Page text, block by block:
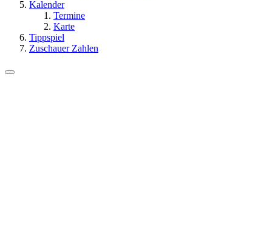
Kalender
Termine
Karte
Tippspiel
Zuschauer Zahlen